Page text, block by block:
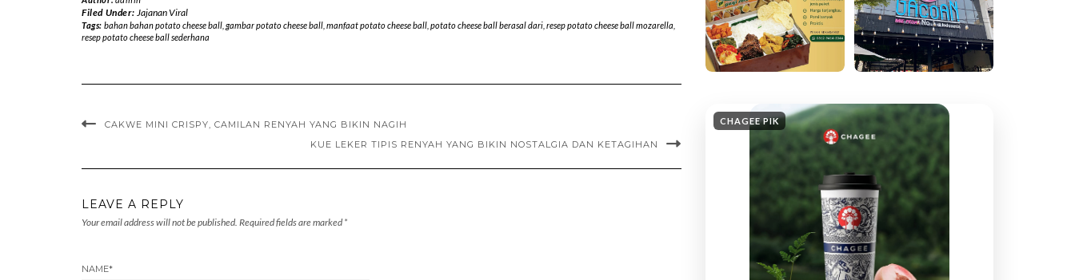
Filed Under: Jajanan Viral
Tags: bahan bahan potato cheese ball, gambar potato cheese ball, manfaat potato cheese ball, potato cheese ball berasal dari, resep potato cheese ball mozarella
resep potato cheese ball sederhana
CAKWE MINI CRISPY, CAMILAN RENYAH YANG BIKIN NAGIH
KUE LEKER TIPIS RENYAH YANG BIKIN NOSTALGIA DAN KETAGIHAN
LEAVE A REPLY
Your email address will not be published. Required fields are marked *
NAME*
CHAGEE PIK